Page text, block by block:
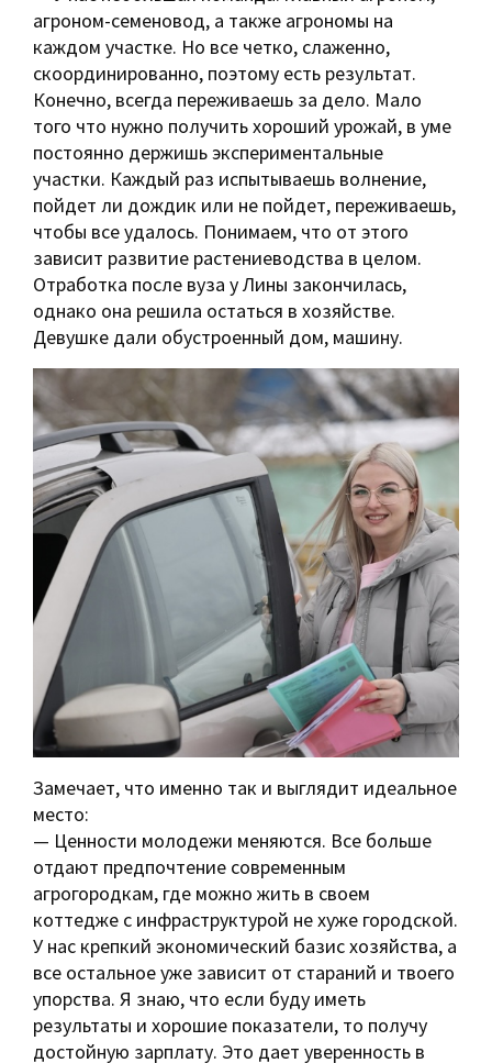
агроном-семеновод, а также агрономы на
каждом участке. Но все четко, слаженно,
скоординированно, поэтому есть результат.
Конечно, всегда переживаешь за дело. Мало
того что нужно получить хороший урожай, в уме
постоянно держишь экспериментальные
участки. Каждый раз испытываешь волнение,
пойдет ли дождик или не пойдет, переживаешь,
чтобы все удалось. Понимаем, что от этого
зависит развитие растениеводства в целом.
Отработка после вуза у Лины закончилась,
однако она решила остаться в хозяйстве.
Девушке дали обустроенный дом, машину.
Замечает, что именно так и выглядит идеальное
место:
— Ценности молодежи меняются. Все больше
отдают предпочтение современным
агрогородкам, где можно жить в своем
коттедже с инфраструктурой не хуже городской.
У нас крепкий экономический базис хозяйства, а
все остальное уже зависит от стараний и твоего
упорства. Я знаю, что если буду иметь
результаты и хорошие показатели, то получу
достойную зарплату. Это дает уверенность в